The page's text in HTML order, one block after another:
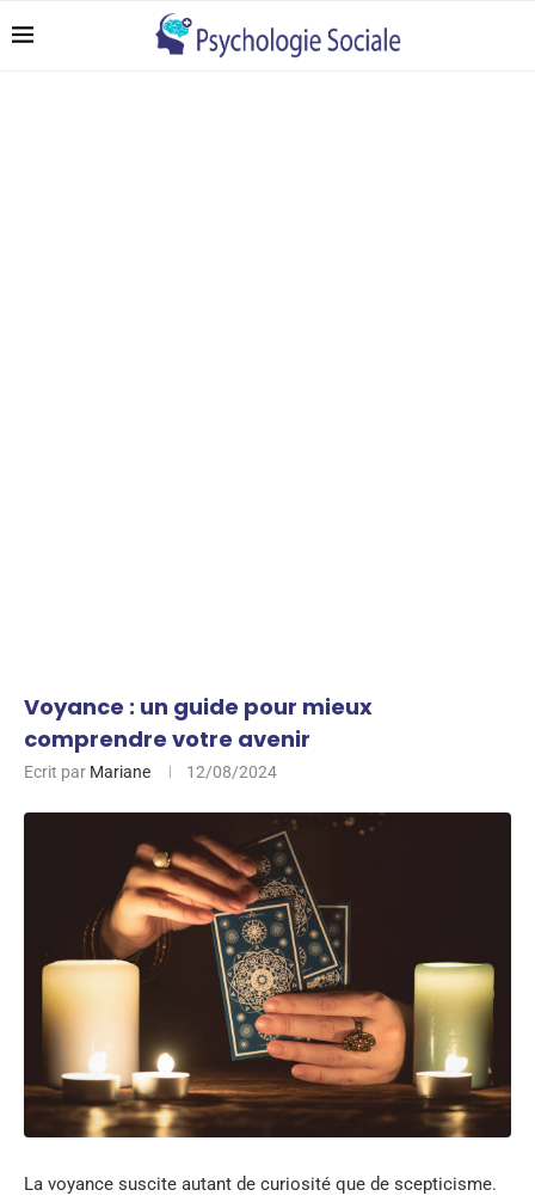
Voyance : un guide pour mieux
comprendre votre avenir
Ecrit par Mariane 12/08/2024
La voyance suscite autant de curiosité que de scepticisme.